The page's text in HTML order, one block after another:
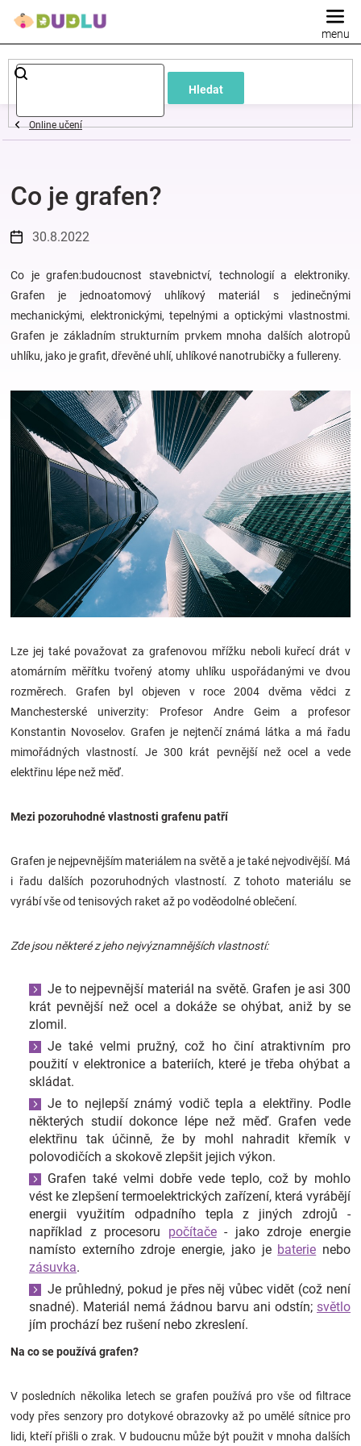
Hledat
Dětské
a
oblečení
Pokojíček
a
kojenecká
výbava
Hračky
a
zábava
Těhotenské
oblečení
Novinky
Značky
Hračkářství
Přihlášení
Online učení
Co je grafen?
30.8.2022
Co je grafen:budoucnost stavebnictví, technologií a elektroniky.
Grafen je jednoatomový uhlíkový materiál s jedinečnými
mechanickými, elektronickými, tepelnými a optickými vlastnostmi.
Grafen je základním strukturním prvkem mnoha dalších alotropů
uhlíku, jako je grafit, dřevěné uhlí, uhlíkové nanotrubičky a fullereny.
Lze jej také považovat za grafenovou mřížku neboli kuřecí drát v
atomárním měřítku tvořený atomy uhlíku uspořádanými ve dvou
rozměrech. Grafen byl objeven v roce 2004 dvěma vědci z
Manchesterské univerzity: Profesor Andre Geim a profesor
Konstantin Novoselov. Grafen je nejtenčí známá látka a má řadu
mimořádných vlastností. Je 300 krát pevnější než ocel a vede
elektřinu lépe než měď.
Mezi pozoruhodné vlastnosti grafenu patří
Grafen je nejpevnějším materiálem na světě a je také nejvodivější. Má
i řadu dalších pozoruhodných vlastností. Z tohoto materiálu se
vyrábí vše od tenisových raket až po voděodolné oblečení.
Zde jsou některé z jeho nejvýznamnějších vlastností:
Je to nejpevnější materiál na světě. Grafen je asi 300
krát pevnější než ocel a dokáže se ohýbat, aniž by se
zlomil.
Je také velmi pružný, což ho činí atraktivním pro
použití v elektronice a bateriích, které je třeba ohýbat a
skládat.
Je to nejlepší známý vodič tepla a elektřiny. Podle
některých studií dokonce lépe než měď. Grafen vede
elektřinu tak účinně, že by mohl nahradit křemík v
polovodičích a skokově zlepšit jejich výkon.
Grafen také velmi dobře vede teplo, což by mohlo
vést ke zlepšení termoelektrických zařízení, která vyrábějí
energii využitím odpadního tepla z jiných zdrojů -
například z procesoru počítače- jako zdroje energie
namísto externího zdroje energie, jako je baterie nebo
zásuvka.
Je průhledný, pokud je přes něj vůbec vidět (což není
snadné). Materiál nemá žádnou barvu ani odstín; světlo
jím prochází bez rušení nebo zkreslení.
Na co se používá grafen?
V posledních několika letech se grafen používá pro vše od filtrace
vody přes senzory pro dotykové obrazovky až po umělé sítnice pro
lidi, kteří přišli o zrak. V budoucnu může být použit v mnoha dalších